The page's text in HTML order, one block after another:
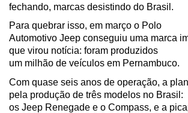
fechando, marcas desistindo do Brasil.
Para quebrar isso, em março o Polo
Automotivo Jeep conseguiu uma marca
que virou notícia: foram produzidos
um milhão de veículos em Pernambuco.
Com quase seis anos de operação, a
pela produção de três modelos no Brasil:
os Jeep Renegade e o Compass, e a